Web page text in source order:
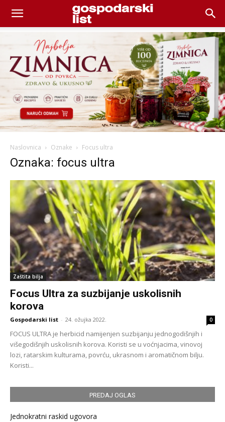
Naslovnica Oznake Focus ultra
Oznaka: focus ultra
Zaštita bilja
Focus Ultra za suzbijanje uskolisnih
korova
Gospodarski list - 24. ožujka 2022. 0
FOCUS ULTRA je herbicid namijenjen suzbijanju jednogodišnjih i
višegodišnjih uskolisnih korova. Koristi se u voćnjacima, vinovoj
lozi, ratarskim kulturama, povrću, ukrasnom i aromatičnom bilju.
Koristi...
PREDAJ OGLAS
Jednokratni raskid ugovora